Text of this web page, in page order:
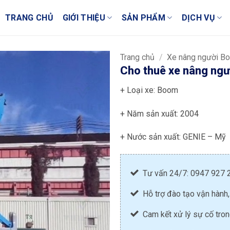
TRANG CHỦ GIỚI THIỆU SẢN PHẨM DỊCH VỤ
Trang chủ / Xe nâng người
Cho thuê xe nâng
+ Loại xe: Boom
+ Năm sản xuất: 2004
+ Nước sản xuất: GENIE – Mỹ
Tư vấn 24/7: 0947 927
Hỗ trợ đào tạo vận
Cam kết xử lý sự cố